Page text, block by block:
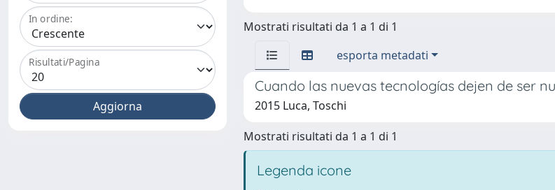
In ordine:
Risultati/Pagina
Mostrati risultati da 1 a 1 di 1
esporta metadati
Cuando las nuevas tecnologías dejen de ser
2015 Luca, Toschi
Mostrati risultati da 1 a 1 di 1
Legenda icone